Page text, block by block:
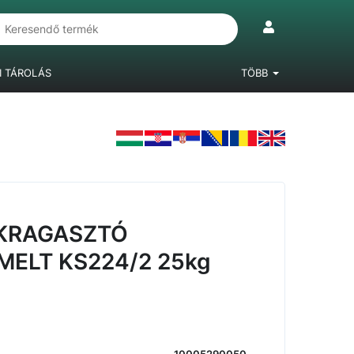
TÁROLÁS
TÖBB
KS224/2 25kg